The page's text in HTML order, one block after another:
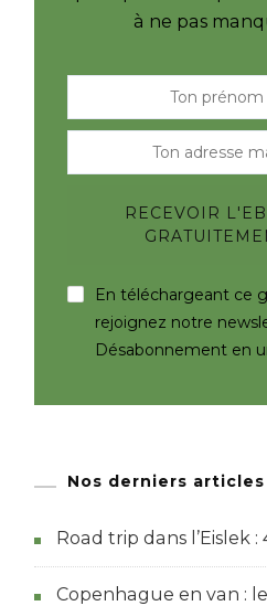
à ne pas
En téléchargeant ce
rejoignez notre
Désabonnement en
Nos derniers articles
Road trip dans l’Eislek
Copenhague en van :